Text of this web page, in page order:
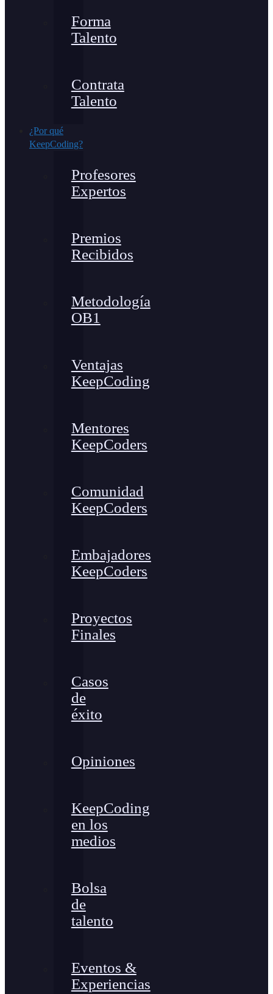
Forma
Talento
Contrata
Talento
¿Por qué
KeepCoding?
Profesores
Expertos
Premios
Recibidos
Metodología
OB1
Ventajas
KeepCoding
Mentores
KeepCoders
Comunidad
KeepCoders
Embajadores
KeepCoders
Proyectos
Finales
Casos
de
éxito
Opiniones
KeepCoding
en los
medios
Bolsa
de
talento
Eventos &
Experiencias